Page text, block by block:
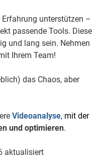
unterstützen –
passende Tools. Diese
und lang sein. Nehmen
Ihrem Team!
das Chaos, aber
Videoanalyse, mit der
und optimieren.
aktualisiert